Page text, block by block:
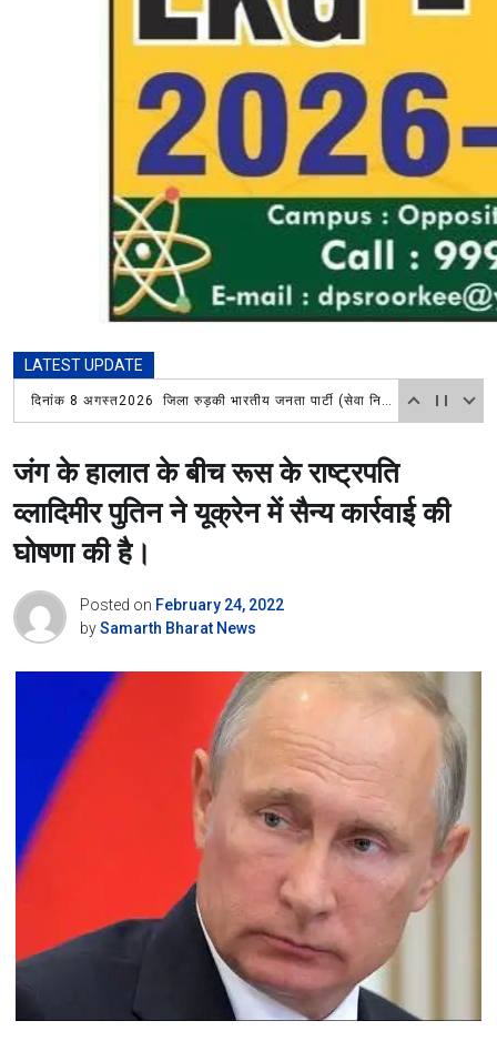
LATEST UPDATE
दिनांक 8 अगस्त2026 जिला रुड़की भारतीय जनता पार्टी (सेवा निवृत कर्मचारी प्रकोष्ठ) की एक महत्वपूर्ण बैठक गणेशपुर स्थित जिला सह संयोजक चौधरी बालेश सिंह के आवास पर हुई। जिसकी अध्यक्षता जिला संयोजक डॉक्टर इकबाल सिंह ने की।
जंग के हालात के बीच रूस के राष्ट्रपति
व्लादिमीर पुतिन ने यूक्रेन में सैन्य कार्रवाई की
घोषणा की है।
Posted on February 24, 2022
bySamarth Bharat News